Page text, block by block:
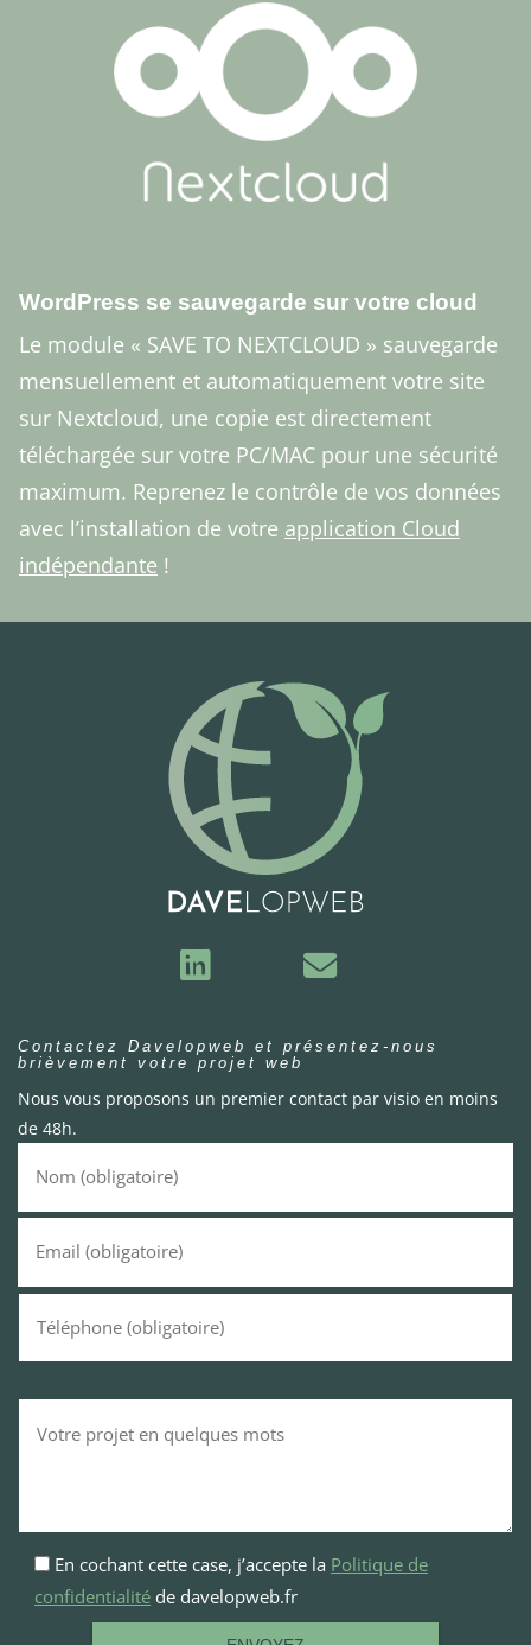
WordPress se sauvegarde sur votre cloud
Le module « SAVE TO NEXTCLOUD » sauvegarde
mensuellement et automatiquement votre site
sur Nextcloud, une copie est directement
téléchargée sur votre PC/MAC pour une sécurité
maximum. Reprenez le contrôle de vos données
avec l’installation de votre application Cloud
indépendante !
Contactez Davelopweb et présentez-nous
brièvement votre projet web
Nous vous proposons un premier contact par visio en moins
de 48h.
En cochant cette case, j’accepte la Politique de
confidentialité de davelopweb.fr